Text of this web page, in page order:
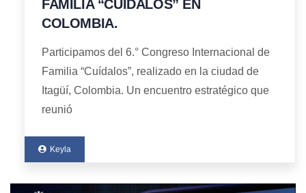
FAMILIA “CUÍDALOS” EN
COLOMBIA.
Participamos del 6.° Congreso Internacional de
Familia “Cuídalos”, realizado en la ciudad de
Itagüí, Colombia. Un encuentro estratégico que
reunió
Keyla